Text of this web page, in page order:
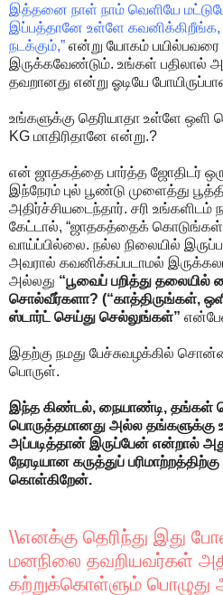
இத்தனை நாள் நாம் வெளியே மட்டுமே
இப்பத்தானே உள்ளே
நடக்கும்,” என்று யோகம் பயில்பவரை
இருக்கவேண்டும். உங்கள்
தவறானது என்று ஓடியே
உங்களுக்கு தெரியாதா உள்ளே ஒளி
KG மாதிரிதானே என்று.?
என் ஜாதகத்தை பார்த்த ஜோதிடர்
இந்நேரம் புல் பூண்டு முளைத்து
அதிர்ச்சியடைந்தார். சரி உங்களிடம்
கேட்டால், “ஜாதகத்தைக் கொடுங்கள்.
வாய்ப்பில்லை. நல்ல நிலையில்
அவரால் கவனிக்கப்படாமல்
அல்லது “பூவைப் பறித்து தலையில்
சொல்வீர்களா? (“காத்திருங்கள்,
ஸ்டார்ட் செய்து செல்லுங்கள்”
இதற்கு நமது பேச்சுவழக்கில்
பொருள்.
இந்த கிண்டல், நையாண்டி, தங்கள்
பொருத்தமானது அல்ல தங்களுக்கு
அப்படித்தான் இருப்பேன் என்றால்
நேரடியான கருத்துப்
கொள்கிறேன்.
\\எனக்கு தெரிந்து இது
மனநிலை தவறியவர்கள்
கற்றுக்கொள்ளும் பொழுது